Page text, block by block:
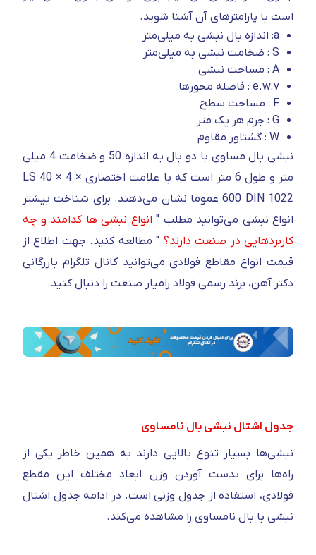
است با پارامترهای آن آشنا شوید.
a: اندازه بال نبشی به میلی‌متر
S : ضخامت نبشی به میلی‌متر
A : مساحت نبشی
e.w.v : فاصله محورها
F : مساحت سطح
G : جرم هر یک متر
W : گشتاور مقاوم
نبشی بال مساوی با دو بال به اندازه 50 و ضخامت 4 میلی
متر و طول 6 متر است که با علامت اختصاری LS 40 × 4 ×
600 DIN 1022 عموما نشان می‌دهند. برای شناخت بیشتر
انواع نبشی می‌توانید مطلب " انواع نبشی ها کدامند و چه
کاربردهایی در صنعت دارند؟ " مطالعه کنید. جهت اطلاع از
قیمت انواع مقاطع فولادی می‌توانید کانال تلگرام بازرگانی
دکتر آهن، برند رسمی فولاد رامیار صنعت را دنبال کنید.
جدول اشتال نبشی بال نامساوی
نبشی‌ها بسیار تنوع بالایی دارند به همین خاطر یکی از
راه‌ها برای بدست آوردن وزن ابعاد مختلف این مقطع
فولادی، استفاده از جدول وزنی است. در ادامه جدول اشتال
نبشی با بال نامساوی را مشاهده می‌کند.